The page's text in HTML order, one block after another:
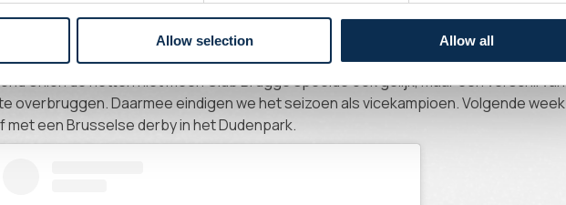
Allow selection Allow all
twee Gentse verdedigers en tikte binnen. Het feest ging niet door, want Patris
Union de netten niet meer. Club Brugge speelde ook gelijk, maar een verschil van
overbruggen. Daarmee eindigen we het seizoen als vicekampioen. Volgende week
met een Brusselse derby in het Dudenpark.